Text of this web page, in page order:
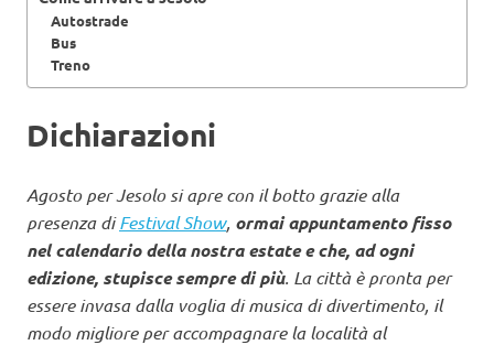
Autostrade
Bus
Treno
Dichiarazioni
Agosto per Jesolo si apre con il botto grazie alla
presenza diFestival Show, ormai appuntamento fisso
nel calendario della nostra estate e che, ad ogni
edizione, stupisce sempre di più. La città è pronta per
essere invasa dalla voglia di musica di divertimento, il
modo migliore per accompagnare la località al